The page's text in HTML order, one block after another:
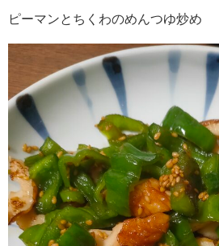
ピーマンとちくわのめんつゆ炒め